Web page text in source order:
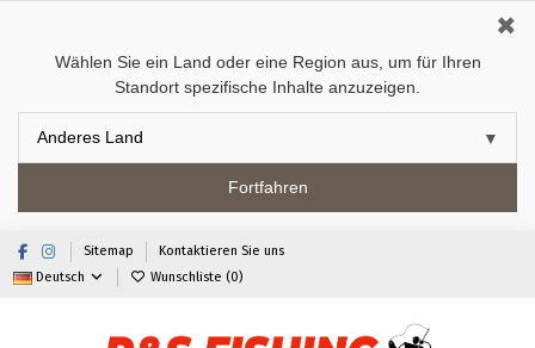
Wählen Sie ein Land oder eine Region aus, um für Ihren
Standort spezifische Inhalte anzuzeigen.
Fortfahren
✖
Sitemap
Kontaktieren Sie uns
Deutsch
Wunschliste (0)